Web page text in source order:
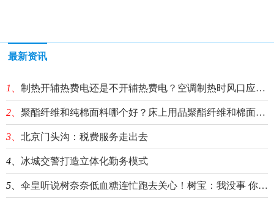
最新资讯
1、 制热开辅热费电还是不开辅热费电？空调制热时风口应该向上还是向下？
2、 聚酯纤维和纯棉面料哪个好？床上用品聚酯纤维和棉面料哪个好？
3、 北京门头沟：税费服务走出去
4、 冰城交警打造立体化勤务模式
5、 伞皇听说树奈奈低血糖连忙跑去关心！树宝：我没事 你去忙你的